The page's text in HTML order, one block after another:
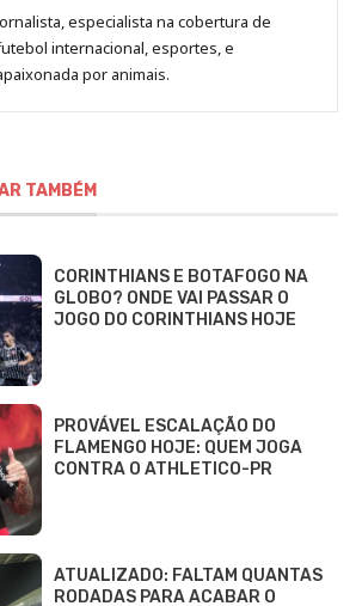
de
Beatriz
Fabbri
especialista na cobertura de
internacional, esportes, e
por animais.
TAMBÉM
CORINTHIANS E BOTAFOGO NA
GLOBO? ONDE VAI PASSAR O
JOGO DO CORINTHIANS HOJE
PROVÁVEL ESCALAÇÃO DO
FLAMENGO HOJE: QUEM JOGA
CONTRA O ATHLETICO-PR
ATUALIZADO: FALTAM QUANTAS
RODADAS PARA ACABAR O